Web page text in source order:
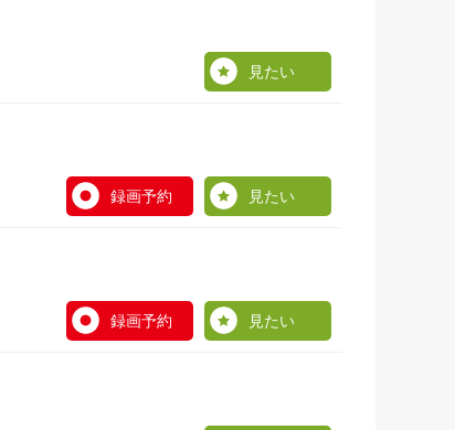
見たい
録画予約 見たい
録画予約 見たい